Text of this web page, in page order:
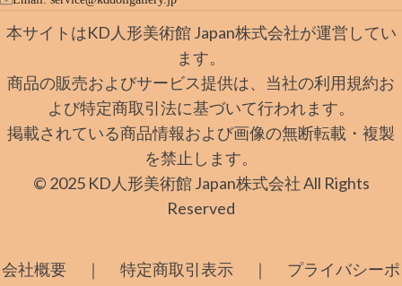
本サイトはKD人形美術館 Japan株式会社が運営してい
ます。
商品の販売およびサービス提供は、当社の利用規約お
よび特定商取引法に基づいて行われます。
掲載されている商品情報および画像の無断転載・複製
を禁止します。
© 2025 KD人形美術館 Japan株式会社 All Rights
Reserved
会社概要 ｜ 特定商取引表示 ｜ プライバシーポ